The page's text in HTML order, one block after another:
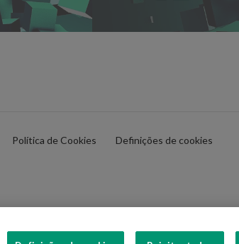
Política de Cookies Definições de cookies